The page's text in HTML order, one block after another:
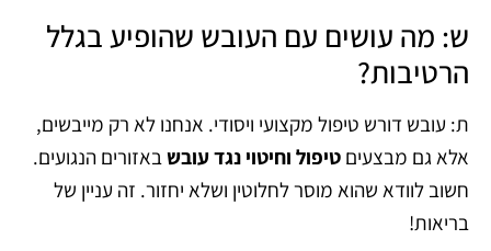
ש: מה עושים עם העובש שהופיע בגלל
הרטיבות?
ת: עובש דורש טיפול מקצועי ויסודי. אנחנו לא רק מייבשים,
אלא גם מבצעים טיפול וחיטוי נגד עובשבאזורים הנגועים.
חשוב לוודא שהוא מוסר לחלוטין ושלא יחזור. זה עניין של
בריאות!